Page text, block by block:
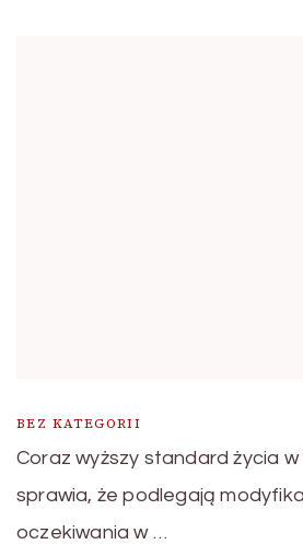
BEZ KATEGORII
Coraz wyższy standard życia
sprawia, że podlegają
oczekiwania w …